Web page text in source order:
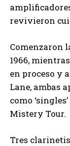
revivieron
Comenzaron
1966,
en proceso y
Lane, ambas
como
Mistery Tour.
Tres